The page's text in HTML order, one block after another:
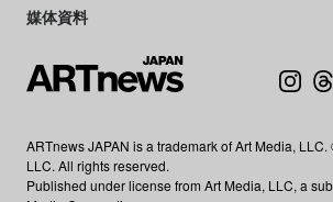
媒体資料
ARTnews JAPAN is a trademark of Art Media,
LLC. All rights reserved.
Published under license from Art Media, LLC, a